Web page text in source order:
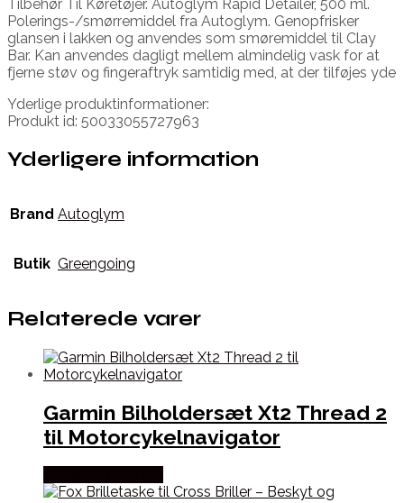
Tilbehør Til Køretøjer. Autoglym Rapid Detailer, 500 ml.
Polerings-/smørremiddel fra Autoglym. Genopfrisker
glansen i lakken og anvendes som smøremiddel til Clay
Bar. Kan anvendes dagligt mellem almindelig vask for at
fjerne støv og fingeraftryk samtidig med, at der tilføjes yde
Yderlige produktinformationer:
Produkt id: 50033055727963
Yderligere information
Brand Autoglym
Butik Greengoing
Relaterede varer
Garmin Bilholdersæt Xt2 Thread 2
til Motorcykelnavigator